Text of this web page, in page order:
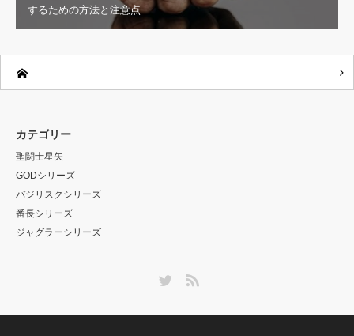
するための方法と注意点…
カテゴリー
聖闘士星矢
GODシリーズ
バジリスクシリーズ
番長シリーズ
ジャグラーシリーズ